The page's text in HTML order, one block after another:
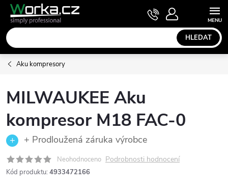
Přejít
obsah
HLEDAT
NÁKUPNÍ
KOŠÍK
Aku kompresory
MILWAUKEE Aku
kompresor M18 FAC-0
+ Prodloužená záruka výrobce
Neohodnoceno Podrobnosti hodnocení
Kód produktu: 4933472166